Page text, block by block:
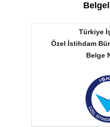
Türkiye
Özel İstihdam
Belge